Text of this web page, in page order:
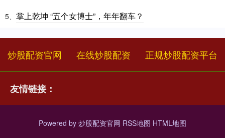
5、 掌上乾坤 “五个女博士”，年年翻车？
炒股配资官网 在线炒股配资 正规炒股配资平台
友情链接：
Powered by 炒股配资官网 RSS地图 HTML地图